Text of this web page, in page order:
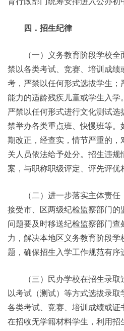
四．招生纪律
（一）义务教育阶段学校全
禁以各类考试、竞赛、培训成绩
考，严禁以任何形式选拔学生
能力的适龄残疾儿童或学生入学
严禁以任何形式进行文化测试
禁举办各类重点班、快慢班等。
期改正，经查实，情节严重的，
关人员依法给予处分。招生违
案，与职称职级评定、评先评优
（二）进一步落实主体责任
接受市、区两级纪检监察部门
问题要及时移送纪检监察部门
力，解决本地区义务教育阶段学
题，确保招生入学工作规范有序
（三）民办学校在招生录取过
以考试（测试）等方式选拔录
各类考试、竞赛、培训成绩或
在招收无学籍材料学生，利用招